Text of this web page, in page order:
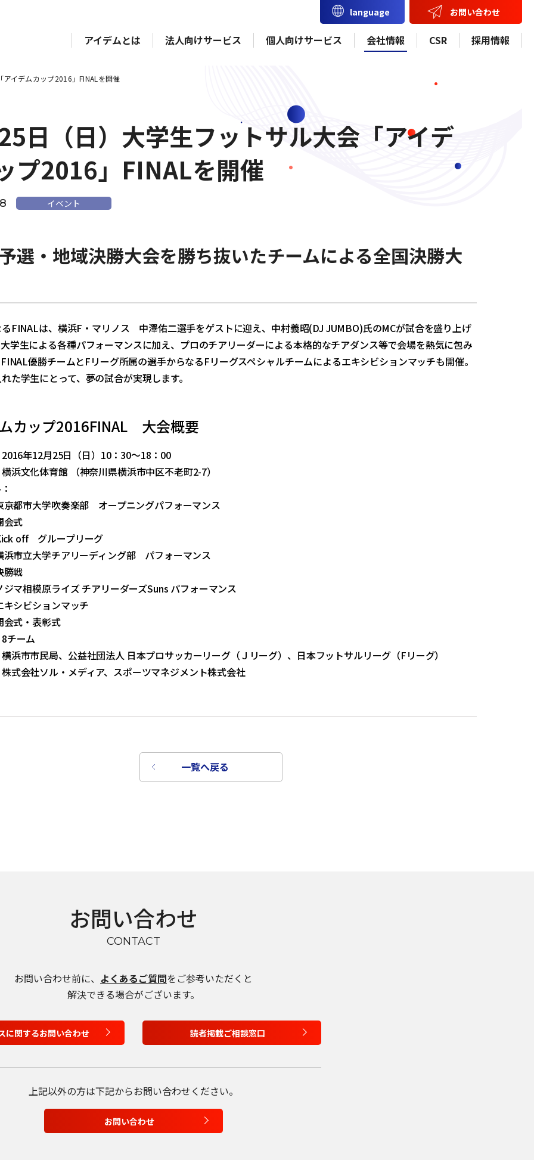
language お問い合わせ
アイデムとは 法人向けサービス 個人向けサービス 会社情報 CSR 採用情報
言語を選択
日本語
English
Tiếng Việt
イデムカップ2016」FINALを開催
日（日）大学生フットサル大会「アイデ
プ2016」FINALを開催
イベント
選・地域決勝大会を勝ち抜いたチームによる全国決勝大
FINALは、横浜F・マリノス 中澤佑二選手をゲストに迎え、中村義昭(DJ JUMBO)氏のMCが試合を盛り上げ
学生による各種パフォーマンスに加え、プロのチアリーダーによる本格的なチアダンス等で会場を熱気に包み
優勝チームとFリーグ所属の選手からなるFリーグスペシャルチームによるエキシビションマッチも開催。
た学生にとって、夢の試合が実現します。
カップ2016FINAL 大会概要
年12月25日（日）10：30～18：00
化体育館 （神奈川県横浜市中区不老町2-7）
都市大学吹奏楽部 オープニングパフォーマンス
式
off グループリーグ
市立大学チアリーディング部 パフォーマンス
戦
マ相模原ライズ チアリーダーズSuns パフォーマンス
シビションマッチ
式・表彰式
チーム
市民局、公益社団法人 日本プロサッカーリーグ（Ｊリーグ）、日本フットサルリーグ（Fリーグ）
式会社ソル・メディア、スポーツマネジメント株式会社
一覧へ戻る
お問い合わせ
CONTACT
お問い合わせ前に、 よくあるご質問をご参考いただくと
解決できる場合がございます。
に関するお問い合わせ 読者掲載ご相談窓口
上記以外の方は下記からお問い合わせください。
お問い合わせ